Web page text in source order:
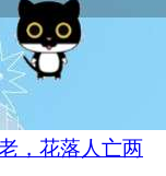
，花落人亡两